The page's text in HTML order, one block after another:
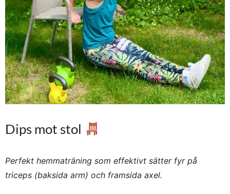
Dips mot stol
Perfekt hemmaträning som effektivt sätter fyr på
triceps (baksida arm) och framsida axel.